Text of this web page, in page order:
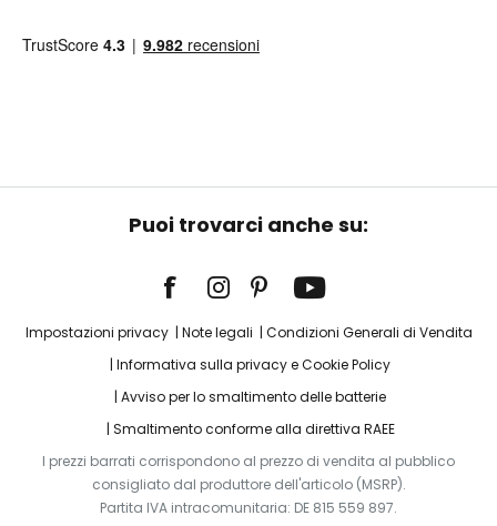
Puoi trovarci anche su:
Impostazioni privacy Note legali
Condizioni Generali di Vendita
Informativa sulla privacy e Cookie Policy
Avviso per lo smaltimento delle batterie
Smaltimento conforme alla direttiva RAEE
I prezzi barrati corrispondono al prezzo di vendita al pubblico
consigliato dal produttore dell'articolo (MSRP).
Partita IVA intracomunitaria: DE 815 559 897.